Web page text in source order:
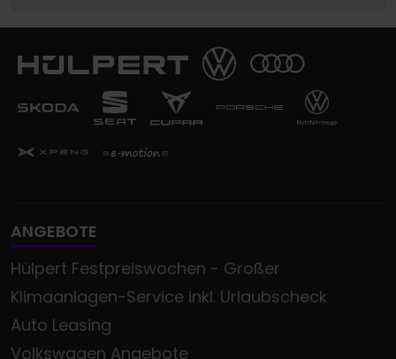
ANGEBOTE
Hülpert Festpreiswochen - Großer
Klimaanlagen-Service inkl. Urlaubscheck
Auto Leasing
Volkswagen Angebote